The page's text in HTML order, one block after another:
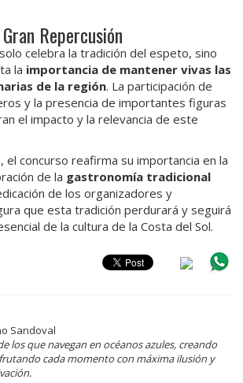
Repercusión
celebra la tradición del espeto, sino
la importancia de mantener vivas las
de la región. La participación de
y la presencia de importantes figuras
el impacto y la relevancia de este
el concurso reafirma su importancia en la
de la gastronomía tradicional
de los organizadores y
que esta tradición perdurará y seguirá
de la cultura de la Costa del Sol.
Sandoval
los que navegan en océanos azules, creando
cada momento con máxima ilusión y